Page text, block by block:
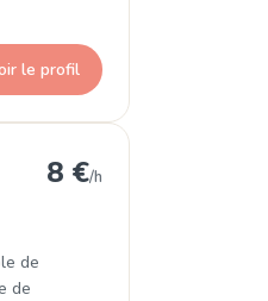
le profil
8 €/h
de
de